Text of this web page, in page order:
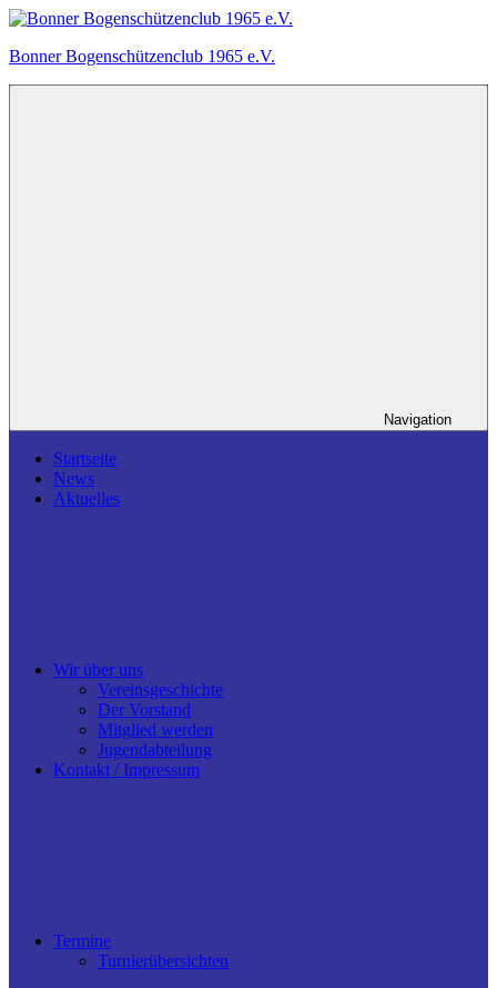
Zum
springen
Bonner Bogenschützenclub 1965 e.V.
Navigation
Startseite
News
Aktuelles
Wir über uns
Vereinsgeschichte
Der Vorstand
Mitglied werden
Jugendabteilung
Kontakt / Impressum
Termine
Turnierübersichten